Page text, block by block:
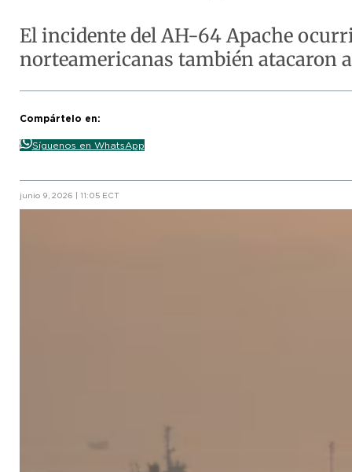
El incidente del AH-64 Apache
norteamericanas también atacaron
Compártelo en:
Síguenos en WhatsApp
junio 9, 2026 | 11:05 ECT